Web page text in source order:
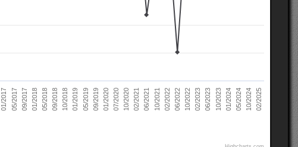
01/2017 05/2017 09/2017 01/2018 05/2018 09/2018 10/2018 01/2019 05/2019 09/2019 01/2020 07/2020 10/2020 02/2021 06/2021 10/2021 02/2022 06/2022 10/2022 02/2023 06/2023 10/2023 01/2024 05/2024 10/2024 02/2025